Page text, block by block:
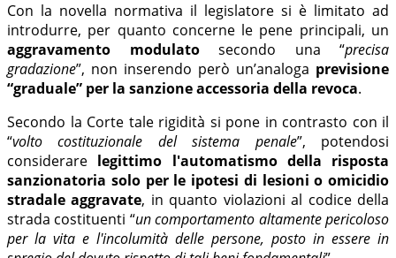
Con la novella normativa il legislatore si è limitato ad
introdurre, per quanto concerne le pene principali, un
aggravamento modulatosecondo una “precisa
gradazione”, non inserendo però un’analoga previsione
“graduale” per la sanzione accessoria della revoca.
Secondo la Corte tale rigidità si pone in contrasto con il
“volto costituzionale del sistema penale”, potendosi
considerare legittimo l'automatismo della risposta
sanzionatoria solo per le ipotesi di lesioni o omicidio
stradale aggravate, in quanto violazioni al codice della
strada costituenti “un comportamento altamente pericoloso
per la vita e l'incolumità delle persone, posto in essere in